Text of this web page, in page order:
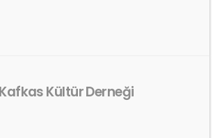
Kültür Derneği